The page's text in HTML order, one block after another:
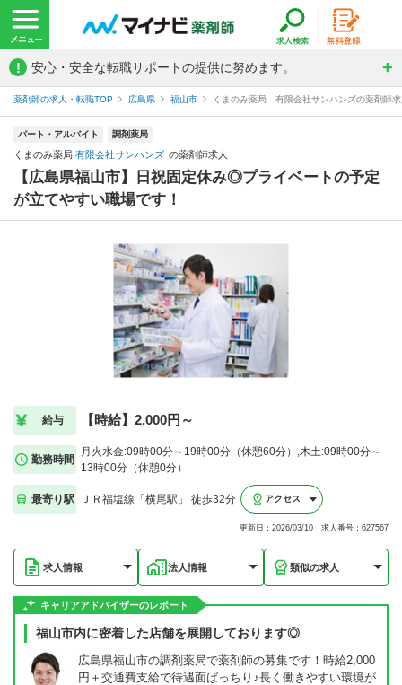
! 安心・安全な転職サポートの提供に努めます。
薬剤師の求人・転職TOP 広島県 福山市 くまのみ薬局 有限会社サンハンズの薬剤師
パート・アルバイト 調剤薬局
くまのみ薬局 有限会社サンハンズ の薬剤師求人
【広島県福山市】日祝固定休み◎プライベートの予定
が立てやすい職場です！
給与 【時給】2,000円～
勤務時間
月火水金:09時00分～19時00分（休憩60分）,木土:09時00分～
13時00分（休憩0分）
最寄り駅 ＪＲ福塩線「横尾駅」 徒歩32分 アクセス
更新日：2026/03/10 求人番号：627567
求人情報 法人情報 類似の求人
キャリアアドバイザーのレポート
福山市内に密着した店舗を展開しております◎
広島県福山市の調剤薬局で薬剤師の募集です！時給2,000
円＋交通費支給で待遇面ばっちり♪長く働きやすい環境が